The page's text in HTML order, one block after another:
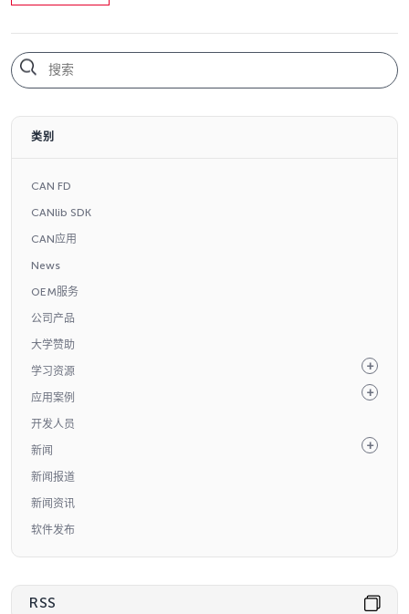
类别
CAN FD
CANlib SDK
CAN应用
News
OEM服务
公司产品
大学赞助
学习资源
应用案例
开发人员
新闻
新闻报道
新闻资讯
软件发布
RSS